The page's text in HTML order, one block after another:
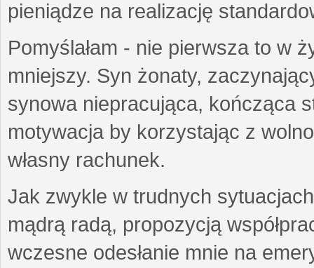
pieniądze na realizację
Pomyślałam - nie pierwsza to w
mniejszy. Syn żonaty,
synowa niepracująca, kończąca
motywacja by korzystając z
własny rachunek.
Jak zwykle w trudnych
mądrą radą, propozycją
wczesne odesłanie mnie na